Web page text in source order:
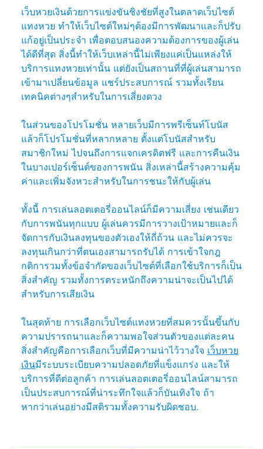
เว็บหวยเงินด้วยการแข่งขันชิงชัยที่สูงในตลาดเว็บไซต์
แทงหวย ทำให้เว็บไซต์ใหม่ๆต้องมีการพัฒนาและก็ปรับ
แก้อยู่เป็นประจำ เพื่อตอบสนองความต้องการของผู้เล่น
ได้ดีที่สุด สิ่งนี้ทำให้เว็บเหล่านี้ไม่เพียงแค่เป็นแหล่งให้
บริการแทงหวยเท่านั้น แต่ยังเป็นสถานที่ที่ผู้เล่นสามารถ
เข้ามาเปลี่ยนข้อมูล แชร์ประสบการณ์ รวมทั้งเรียน
เทคนิคต่างๆสำหรับในการเสี่ยงดวง
ในส่วนของโปรโมชั่น หลายเว็บมีการพรีเซ็นท์โบนัส
แล้วก็โปรโมชั่นที่หลากหลาย ตั้งแต่โบนัสสำหรับ
สมาชิกใหม่ ไปจนถึงการแจกเครดิตฟรี และการคืนเงิน
ในบางเปอร์เซ็นต์ของการพนัน สิ่งเหล่านี้สร้างความคุ้ม
ค่าและเพิ่มจังหวะสำหรับในการชนะให้กับผู้เล่น
ทั้งนี้ การเล่นลอตเตอรี่ออนไลน์ก็มีความเสี่ยง เช่นเดียว
กับการพนันทุกแบบ ผู้เล่นควรมีการวางเป้าหมายและก็
จัดการกับเงินลงทุนของตัวเองให้ถี่ถ้วน และไม่ควรจะ
ลงทุนเกินกว่าที่ตนเองสามารถรับได้ การเข้าใจกฎ
กติการวมทั้งข้อจำกัดของเว็บไซต์ที่เลือกใช้บริการก็เป็น
สิ่งสำคัญ รวมทั้งการตระหนักถึงความน่าจะเป็นไปได้
สำหรับการเสียเงิน
ในสุดท้าย การเลือกเว็บไซต์แทงหวยที่สมควรนั้นขึ้นกับ
ความปรารถนาและก็ความพอใจส่วนตัวของแต่ละคน
สิ่งสำคัญคือการเลือกเว็บที่มีความน่าไว้วางใจ เว็บหวย
เงินมีระบบระเบียบความปลอดภัยที่แข็งแกร่ง และให้
บริการที่ดีต่อลูกค้า การเล่นลอตเตอรี่ออนไลน์สามารถ
เป็นประสบการณ์ที่น่าระทึกใจแล้วก็บันเทิงใจ ถ้า
หากว่าเล่นอย่างมีสติรวมทั้งความรับผิดชอบ.